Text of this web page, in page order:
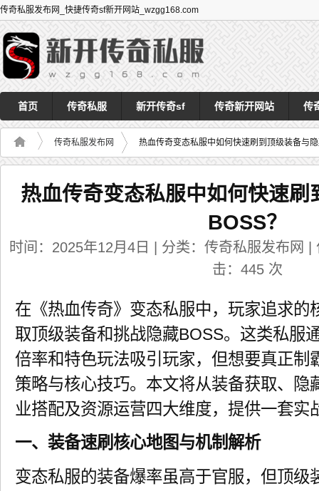
传奇私服发布网_快捷传奇sf新开网站_wzgg168.com
首页 传奇私服 新开传奇sf 传奇新开网站 传
传奇私服发布网 热血传奇变态私服中如何快速刷到顶级装备与
热血传奇变态私服中如何快速刷
BOSS？
时间：2025年12月4日 | 分类：传奇私服发布网
击： 445 次
在《热血传奇》变态私服中，玩家追求的
取顶级装备和挑战隐藏BOSS。这类私服
倍率和特色玩法吸引玩家，但想要真正制
策略与核心技巧。本文将从装备获取、隐
业搭配及资源运营四大维度，提供一套实
一、装备速刷核心地图与机制解析
变态私服的装备爆率虽高于官服，但顶级